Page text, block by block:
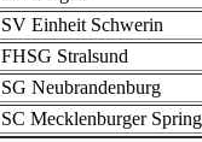
SV Einheit Schwerin
FHSG Stralsund
SG Neubrandenburg
SC Mecklenburger